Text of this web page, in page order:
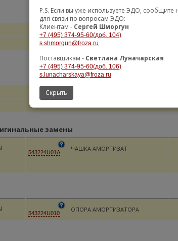
замены
543224U01A ЧАШКА АМОРТИЗАТ
543224U010 ОПОРА АМОРТИЗАТОРА
P.S. Если вы уже используете ЭДО,
для связи по вопросам ЭДО:
Клиентам - Сергей Шморгун
+7 (495) 374-95-60(доб. 104)
s.shmorgun@froza.ru
Поставщикам - Светлана Луначарская
+7 (495) 374-95-60(доб. 106)
s.lunacharskaya@froza.ru
Скрыть